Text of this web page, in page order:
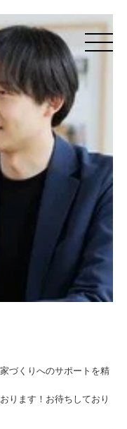
づくりへのサポートを精
ります！お待ちしており